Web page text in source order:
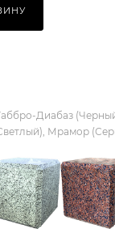
Диабаз
Мрамор